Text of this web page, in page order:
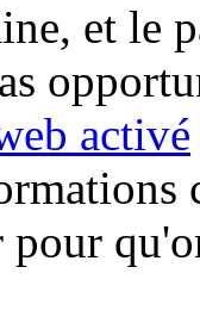
et le
activé